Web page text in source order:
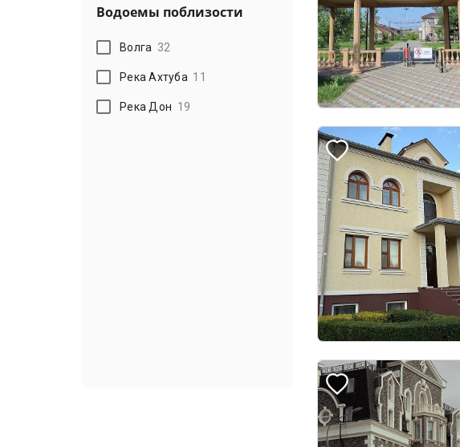
Водоемы поблизости
Волга 32
Река Ахтуба 11
Река Дон 19